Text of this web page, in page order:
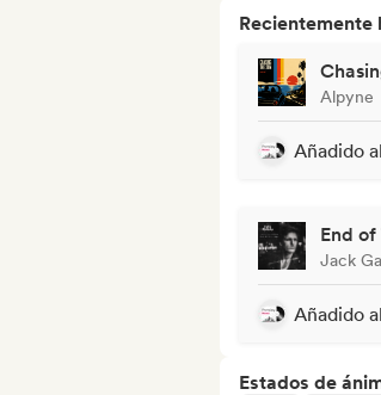
Recientemente
Alpyne
Añadido
End of
Jack
Añadido
Estados de